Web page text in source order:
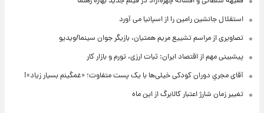
استقلال جانشین رامین را از اسپانیا می آورد
تصاویری از مراسم تشییع مریم همتیان، بازیگر جوان سینما/ویدیو
پیشبینی مهم از اقتصاد ایران: ثبات ارزی، تورم و بازار کار
آقای مجریِ دوران کودکی خیلی‌ها با یک پست متفاوت؛ «غمگینم بسیار زیاد»!
تغییر زمان شارژ اعتبار کالابرگ از این ماه